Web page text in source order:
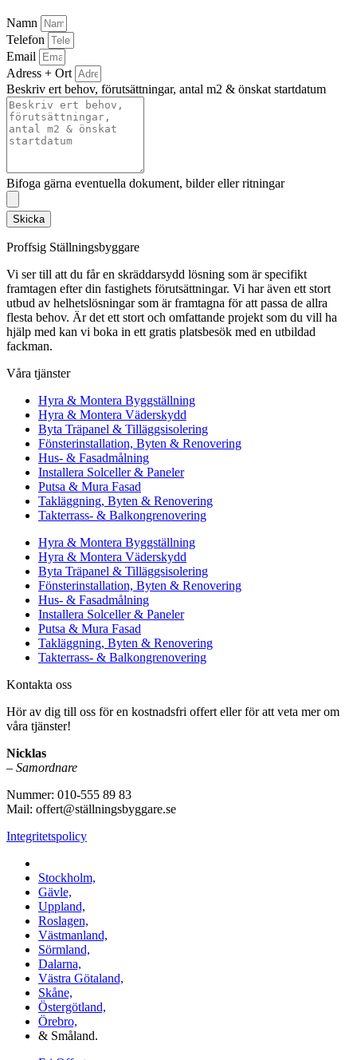
Namn
Telefon
Email
Adress + Ort
Beskriv ert behov, förutsättningar, antal m2 & önskat startdatum
Bifoga gärna eventuella dokument, bilder eller ritningar
Skicka
Proffsig Ställningsbyggare
Vi ser till att du får en skräddarsydd lösning som är specifikt
framtagen efter din fastighets förutsättningar. Vi har även ett stort
utbud av helhetslösningar som är framtagna för att passa de allra
flesta behov. Är det ett stort och omfattande projekt som du vill ha
hjälp med kan vi boka in ett gratis platsbesök med en utbildad
fackman.
Våra tjänster
Hyra & Montera Byggställning
Hyra & Montera Väderskydd
Byta Träpanel & Tilläggsisolering
Fönsterinstallation, Byten & Renovering
Hus- & Fasadmålning
Installera Solceller & Paneler
Putsa & Mura Fasad
Takläggning, Byten & Renovering
Takterrass- & Balkongrenovering
Hyra & Montera Byggställning
Hyra & Montera Väderskydd
Byta Träpanel & Tilläggsisolering
Fönsterinstallation, Byten & Renovering
Hus- & Fasadmålning
Installera Solceller & Paneler
Putsa & Mura Fasad
Takläggning, Byten & Renovering
Takterrass- & Balkongrenovering
Kontakta oss
Hör av dig till oss för en kostnadsfri offert eller för att veta mer om
våra tjänster!
Nicklas
– Samordnare
Nummer: 010-555 89 83
Mail: offert@ställningsbyggare.se
Integritetspolicy
Stockholm,
Gävle,
Uppland,
Roslagen,
Västmanland,
Sörmland,
Dalarna,
Västra Götaland,
Skåne,
Östergötland,
Örebro,
& Småland.